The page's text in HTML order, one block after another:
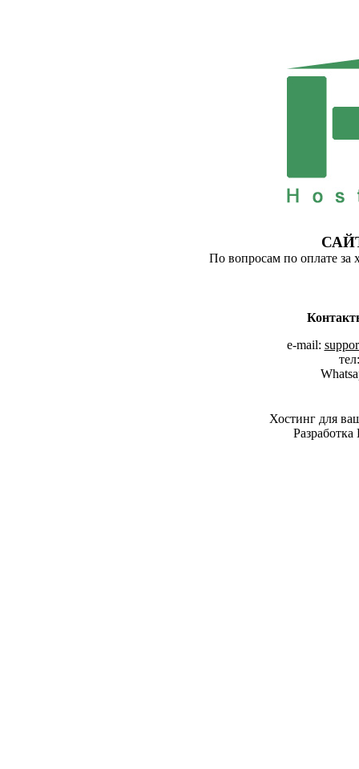
По вопросам по оплате за
e-mail:
Хостинг для